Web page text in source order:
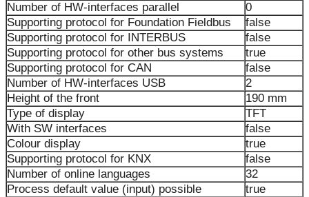
Number of HW-interfaces parallel
0
Supporting protocol for Foundation Fieldbus
false
Supporting protocol for INTERBUS
false
Supporting protocol for other bus systems
true
Supporting protocol for CAN
false
Number of HW-interfaces USB
2
Height of the front
190 mm
Type of display
TFT
With SW interfaces
false
Colour display
true
Supporting protocol for KNX
false
Number of online languages
32
Process default value (input) possible
true